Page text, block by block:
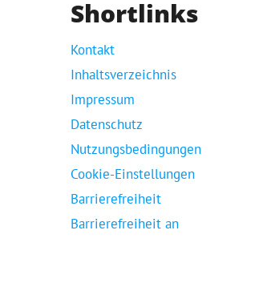
Shortlinks
Kontakt
Inhaltsverzeichnis
Impressum
Datenschutz
Nutzungsbedingungen
Cookie-Einstellungen
Barrierefreiheit
Barrierefreiheit an